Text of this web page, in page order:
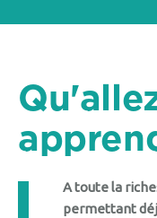
A toute la
permettant